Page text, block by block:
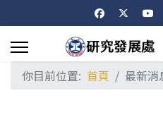
你目前位置: 首頁 最新消